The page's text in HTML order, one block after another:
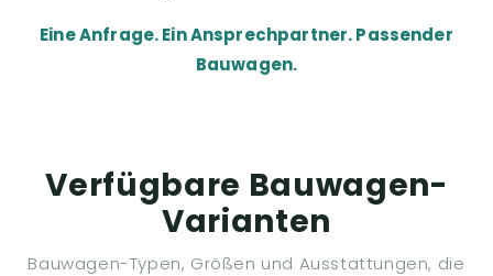
Eine Anfrage. Ein Ansprechpartner. Passender
Bauwagen.
Verfügbare Bauwagen-
Varianten
Bauwagen-Typen, Größen und Ausstattungen, die